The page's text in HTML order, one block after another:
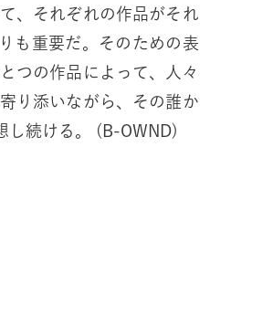
も重要だ。そのための表
つの作品によって、人々
り添いながら、その誰か
に幸せをもたらす作品を、横山は今日も発想し続ける。 (B-OWND)